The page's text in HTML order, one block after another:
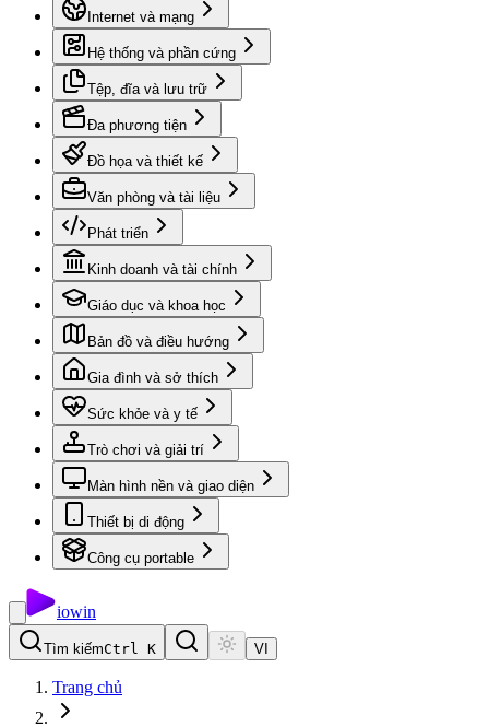
Internet và mạng
Hệ thống và phần cứng
Tệp, đĩa và lưu trữ
Đa phương tiện
Đồ họa và thiết kế
Văn phòng và tài liệu
Phát triển
Kinh doanh và tài chính
Giáo dục và khoa học
Bản đồ và điều hướng
Gia đình và sở thích
Sức khỏe và y tế
Trò chơi và giải trí
Màn hình nền và giao diện
Thiết bị di động
Công cụ portable
iowin
Tìm kiếmCtrl K VI
Trang chủ